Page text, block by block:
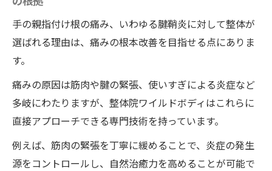
手の親指付け根の痛み、いわゆる腱鞘炎に対して整体が
選ばれる理由は、痛みの根本改善を目指せる点にありま
す。
痛みの原因は筋肉や腱の緊張、使いすぎによる炎症など
多岐にわたりますが、整体院ワイルドボディはこれらに
直接アプローチできる専門技術を持っています。
例えば、筋肉の緊張を丁寧に緩めることで、炎症の発生
源をコントロールし、自然治癒力を高めることが可能で